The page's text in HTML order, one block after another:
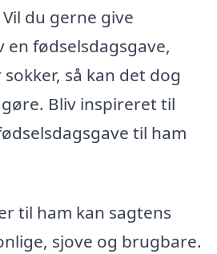
du gerne give
fødselsdagsgave,
så kan det dog
Bliv inspireret til
til ham
til ham kan sagtens
sjove og brugbare.